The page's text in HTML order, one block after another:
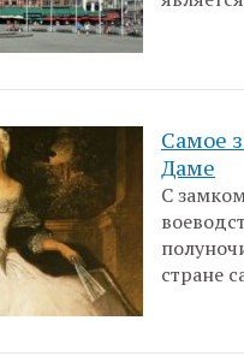
Самое
Даме
С
стране